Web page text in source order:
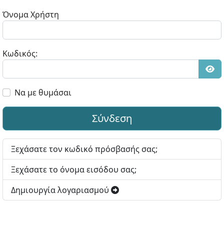
Όνομα Χρήστη
Κωδικός:
Να με θυμάσαι
Σύνδεση
Ξεχάσατε τον κωδικό πρόσβασής σας;
Ξεχάσατε το όνομα εισόδου σας;
Δημιουργία λογαριασμού